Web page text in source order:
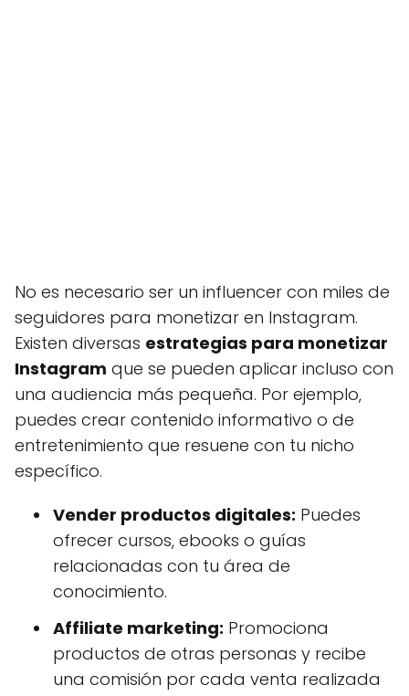
No es necesario ser un influencer con miles de
seguidores para monetizar en Instagram.
Existen diversas estrategias para monetizar
Instagram que se pueden aplicar incluso con
una audiencia más pequeña. Por ejemplo,
puedes crear contenido informativo o de
entretenimiento que resuene con tu nicho
específico.
Vender productos digitales: Puedes
ofrecer cursos, ebooks o guías
relacionadas con tu área de
conocimiento.
Affiliate marketing: Promociona
productos de otras personas y recibe
una comisión por cada venta realizada